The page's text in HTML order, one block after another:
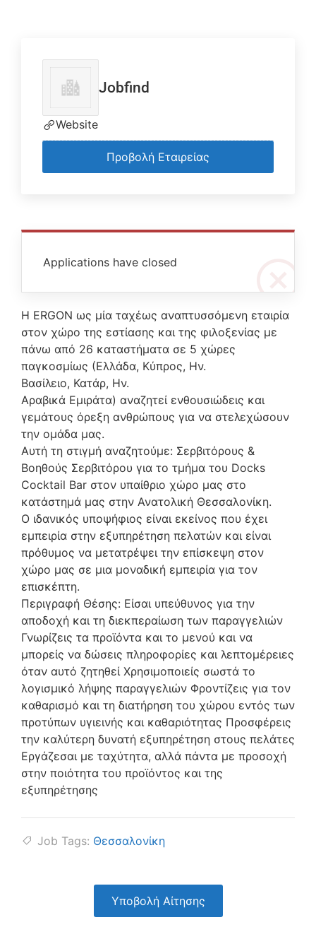
Applications have closed
Η ERGON ως μία ταχέως αναπτυσσόμενη εταιρία
στον χώρο της εστίασης και της φιλοξενίας με
πάνω από 26 καταστήματα σε 5 χώρες
παγκοσμίως (Ελλάδα, Κύπρος, Ην.
Βασίλειο, Κατάρ, Ην.
Αραβικά Εμιράτα) αναζητεί ενθουσιώδεις και
γεμάτους όρεξη ανθρώπους για να στελεχώσουν
την ομάδα μας.
Αυτή τη στιγμή αναζητούμε: Σερβιτόρους &
Βοηθούς Σερβιτόρου για το τμήμα του Docks
Cocktail Bar στον υπαίθριο χώρο μας στo
κατάστημά μας στην Ανατολική Θεσσαλονίκη.
Ο ιδανικός υποψήφιος είναι εκείνος που έχει
εμπειρία στην εξυπηρέτηση πελατών και είναι
πρόθυμος να μετατρέψει την επίσκεψη στον
χώρο μας σε μια μοναδική εμπειρία για τον
επισκέπτη.
Περιγραφή Θέσης: Είσαι υπεύθυνος για την
αποδοχή και τη διεκπεραίωση των παραγγελιών
Γνωρίζεις τα προϊόντα και το μενού και να
μπορείς να δώσεις πληροφορίες και λεπτομέρειες
όταν αυτό ζητηθεί Χρησιμοποιείς σωστά το
λογισμικό λήψης παραγγελιών Φροντίζεις για τον
καθαρισμό και τη διατήρηση του χώρου εντός των
προτύπων υγιεινής και καθαριότητας Προσφέρεις
την καλύτερη δυνατή εξυπηρέτηση στους πελάτες
Εργάζεσαι με ταχύτητα, αλλά πάντα με προσοχή
στην ποιότητα του προϊόντος και της
εξυπηρέτησης
Job Tags: Θεσσαλονίκη
Υποβολή Αίτησης
Jobfind
Website
Προβολή Εταιρείας